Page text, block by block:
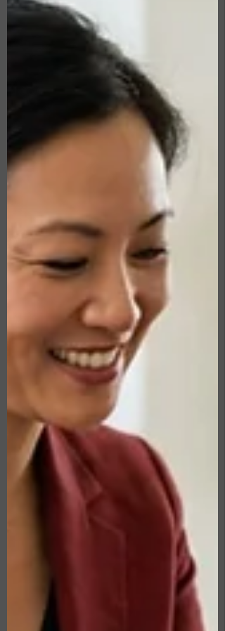
麼是團體健康保險？ 團體健康保險是由雇主
提供給符合資格員工的健康保險計畫。 通常
由公司選擇保險公司及保險方案，再由符合資
格的員工參加。 大多數情況下，雇主會負擔
部分保費，因此能降低員工每月的保險支出。
除了提供醫療保障之外，團體保險也是吸引優
秀人才、提升員工留任率的重要福利之一。
什麼是個人健康保險？ 個人健康保險則是由
個人自行購買，而不是透過公司提供。 在加
州，許多人會透過 Covered California 購買保
險，也有人直接向保險公司投保。 每位員工